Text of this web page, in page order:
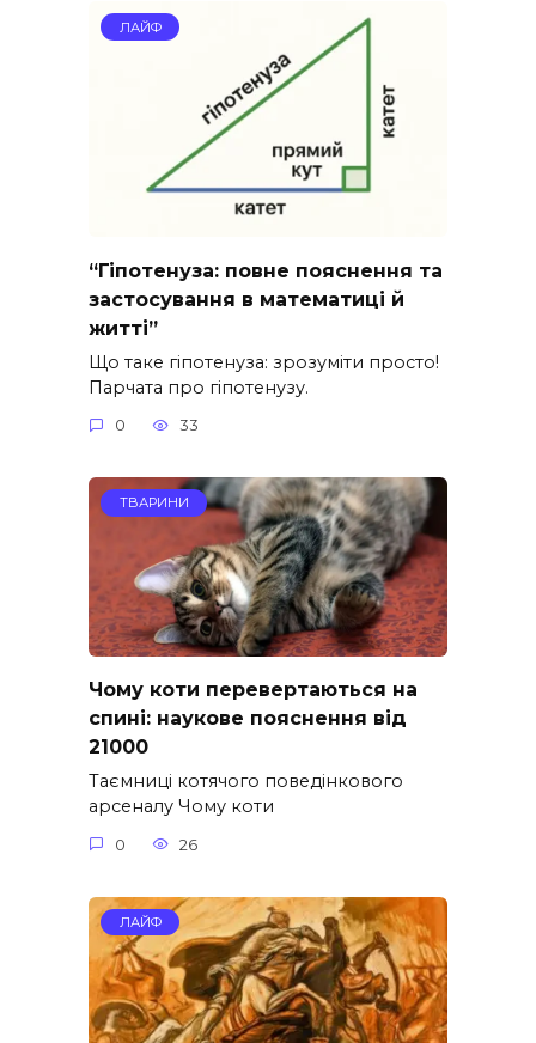
ЛАЙФ
“Гіпотенуза: повне пояснення та
застосування в математиці й
житті”
Що таке гіпотенуза: зрозуміти просто!
Парчата про гіпотенузу.
0 33
ТВАРИНИ
Чому коти перевертаються на
спині: наукове пояснення від
21000
Таємниці котячого поведінкового
арсеналу Чому коти
0 26
ЛАЙФ